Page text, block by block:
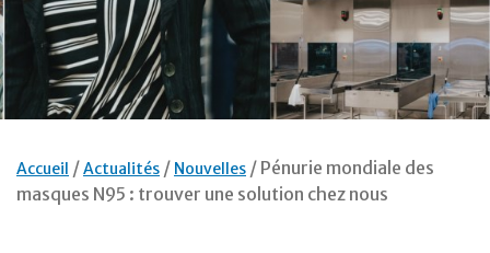
Accueil Actualités Nouvelles
Pénurie mondiale des
masques N95 : trouver une solution chez nous